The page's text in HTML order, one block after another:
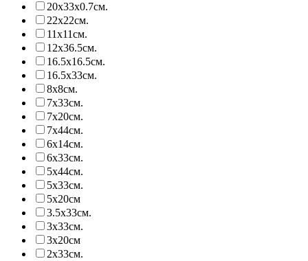
20х33х0.7см.
22х22см.
11х11см.
12х36.5см.
16.5х16.5см.
16.5х33см.
8х8см.
7х33см.
7х20см.
7х44см.
6х14см.
6х33см.
5х44см.
5х33см.
5х20см
3.5х33см.
3х33см.
3х20см
2х33см.